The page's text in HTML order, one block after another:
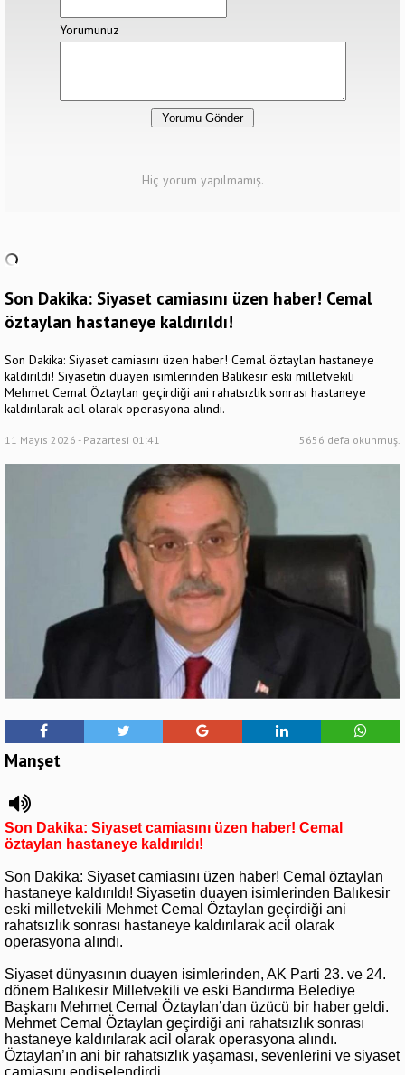
Yorumunuz
Hiç yorum yapılmamış.
Son Dakika: Siyaset camiasını üzen haber! Cemal
öztaylan hastaneye kaldırıldı!
Son Dakika: Siyaset camiasını üzen haber! Cemal öztaylan hastaneye
kaldırıldı! Siyasetin duayen isimlerinden Balıkesir eski milletvekili
Mehmet Cemal Öztaylan geçirdiği ani rahatsızlık sonrası hastaneye
kaldırılarak acil olarak operasyona alındı.
11 Mayıs 2026 - Pazartesi 01:41 5656 defa okunmuş.
Manşet
Son Dakika: Siyaset camiasını üzen haber! Cemal
öztaylan hastaneye kaldırıldı!
Son Dakika: Siyaset camiasını üzen haber! Cemal öztaylan
hastaneye kaldırıldı! Siyasetin duayen isimlerinden Balıkesir
eski milletvekili Mehmet Cemal Öztaylan geçirdiği ani
rahatsızlık sonrası hastaneye kaldırılarak acil olarak
operasyona alındı.
Siyaset dünyasının duayen isimlerinden, AK Parti 23. ve 24.
dönem Balıkesir Milletvekili ve eski Bandırma Belediye
Başkanı Mehmet Cemal Öztaylan’dan üzücü bir haber geldi.
Mehmet Cemal Öztaylan geçirdiği ani rahatsızlık sonrası
hastaneye kaldırılarak acil olarak operasyona alındı.
Öztaylan’ın ani bir rahatsızlık yaşaması, sevenlerini ve siyaset
camiasını endişelendirdi.